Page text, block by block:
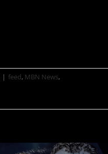
| feed, MBN News,